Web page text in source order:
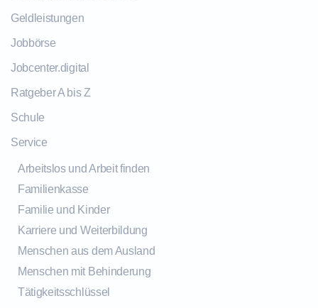
Geldleistungen
Jobbörse
Jobcenter.digital
Ratgeber A bis Z
Schule
Service
Arbeitslos und Arbeit finden
Familienkasse
Familie und Kinder
Karriere und Weiterbildung
Menschen aus dem Ausland
Menschen mit Behinderung
Tätigkeitsschlüssel